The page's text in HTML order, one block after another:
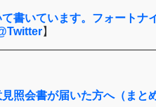
て書いています。フォート
】
照会書が届いた方へ（まと